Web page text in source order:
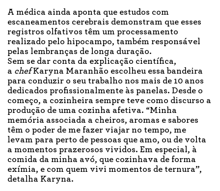
A médica ainda aponta que estudos com
escaneamentos cerebrais demonstram que esses
registros olfativos têm um processamento
realizado pelo hipocampo, também responsável
pelas lembranças de longa duração.
Sem se dar conta da explicação científica,
a chefKaryna Maranhão escolheu essa bandeira
para conduzir o seu trabalho nos mais de 10 anos
dedicados profissionalmente às panelas. Desde o
começo, a cozinheira sempre teve como discurso a
produção de uma cozinha afetiva. “Minha
memória associada a cheiros, aromas e sabores
têm o poder de me fazer viajar no tempo, me
levam para perto de pessoas que amo, ou de volta
a momentos prazerosos vividos. Em especial, à
comida da minha avó, que cozinhava de forma
exímia, e com quem vivi momentos de ternura”,
detalha Karyna.